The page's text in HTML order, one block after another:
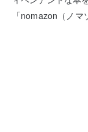
「nomazon（ノマ